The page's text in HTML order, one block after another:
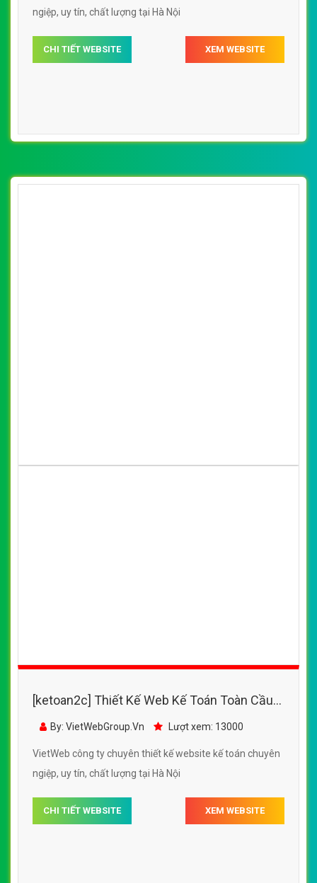
ngiệp, uy tín, chất lượng tại Hà Nội
CHI TIẾT WEBSITE XEM WEBSITE
[ketoan2c] Thiết Kế Web Kế Toán Toàn Cầu
đẹp, chuyên nghiệp chuẩn SEO
By: VietWebGroup.Vn Lượt xem: 13000
VietWeb công ty chuyên thiết kế website kế toán chuyên
ngiệp, uy tín, chất lượng tại Hà Nội
CHI TIẾT WEBSITE XEM WEBSITE